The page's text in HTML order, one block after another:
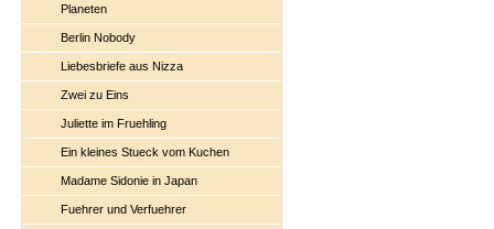
Planeten
Berlin Nobody
Liebesbriefe aus Nizza
Zwei zu Eins
Juliette im Fruehling
Ein kleines Stueck vom Kuchen
Madame Sidonie in Japan
Fuehrer und Verfuehrer